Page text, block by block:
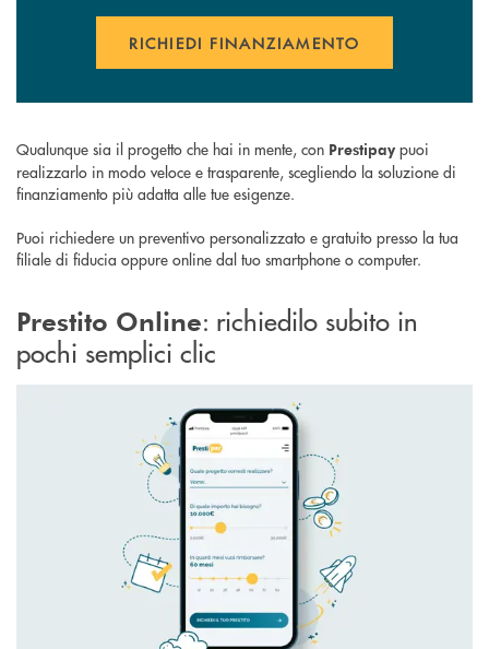
RICHIEDI FINANZIAMENTO
Qualunque sia il progetto che hai in mente, con Prestipay puoi
realizzarlo in modo veloce e trasparente, scegliendo la soluzione di
finanziamento più adatta alle tue esigenze.
Puoi richiedere un preventivo personalizzato e gratuito presso la tua
filiale di fiducia oppure online dal tuo smartphone o computer.
Prestito Online: richiedilo subito in
pochi semplici clic